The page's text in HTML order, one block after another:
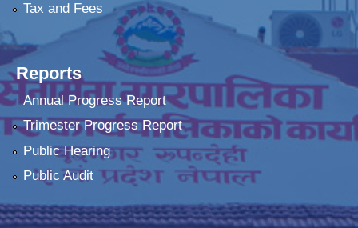
Tax and Fees
Reports
Annual Progress Report
Trimester Progress Report
Public Hearing
Public Audit